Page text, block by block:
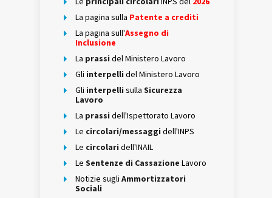
La pagina sulla Patente a crediti
La pagina sull'Assegno di
Inclusione
La prassi del Ministero Lavoro
Gli interpelli del Ministero Lavoro
Gli interpelli sulla Sicurezza
Lavoro
La prassi dell'Ispettorato Lavoro
Le circolari/messaggi dell'INPS
Le circolari dell'INAIL
Le Sentenze di Cassazione Lavoro
Notizie sugli Ammortizzatori
Sociali